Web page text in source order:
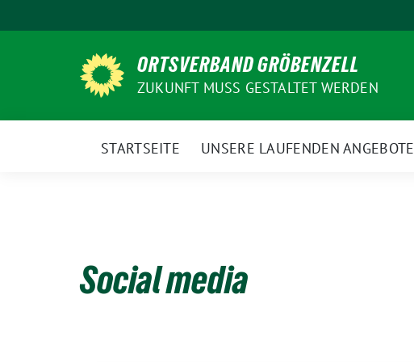
zum
ORTSVERBAND GRÖBENZELL
ZUKUNFT MUSS GESTALTET WERDEN
STARTSEITE UNSERE LAUFENDEN ANGEBOTE
Social media